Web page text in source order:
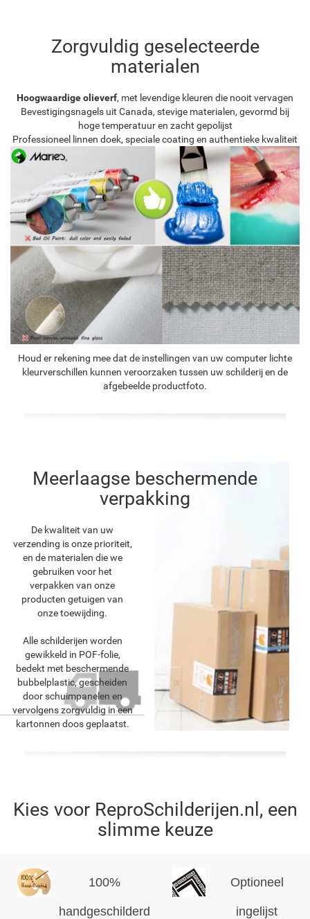
Zorgvuldig geselecteerde
materialen
Hoogwaardige olieverf, met levendige kleuren die nooit vervagen
Bevestigingsnagels uit Canada, stevige materialen, gevormd bij
hoge temperatuur en zacht gepolijst
Professioneel linnen doek, speciale coating en authentieke kwaliteit
Houd er rekening mee dat de instellingen van uw computer lichte
kleurverschillen kunnen veroorzaken tussen uw schilderij en de
afgebeelde productfoto.
Meerlaagse beschermende
verpakking
De kwaliteit van uw
verzending is onze prioriteit,
en de materialen die we
gebruiken voor het
verpakken van onze
producten getuigen van
onze toewijding.
Alle schilderijen worden
gewikkeld in POF-folie,
bedekt met beschermende
bubbelplastic, gescheiden
door schuimpanelen en
vervolgens zorgvuldig in een
kartonnen doos geplaatst.
Kies voor ReproSchilderijen.nl, een
slimme keuze
100%
handgeschilderd
Optioneel
ingelijst